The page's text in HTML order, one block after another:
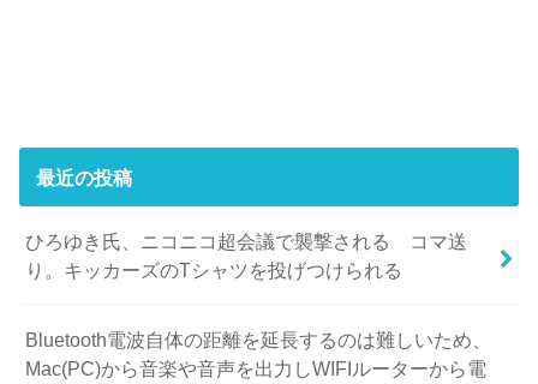
最近の投稿
ひろゆき氏、ニコニコ超会議で襲撃される コマ送
り。キッカーズのTシャツを投げつけられる
Bluetooth電波自体の距離を延長するのは難しいため、
Mac(PC)から音楽や音声を出力しWIFIルーターから電